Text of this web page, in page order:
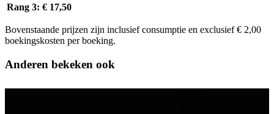
Rang 3: € 17,50
Bovenstaande prijzen zijn inclusief consumptie en exclusief € 2,00
boekingskosten per boeking.
Anderen bekeken ook